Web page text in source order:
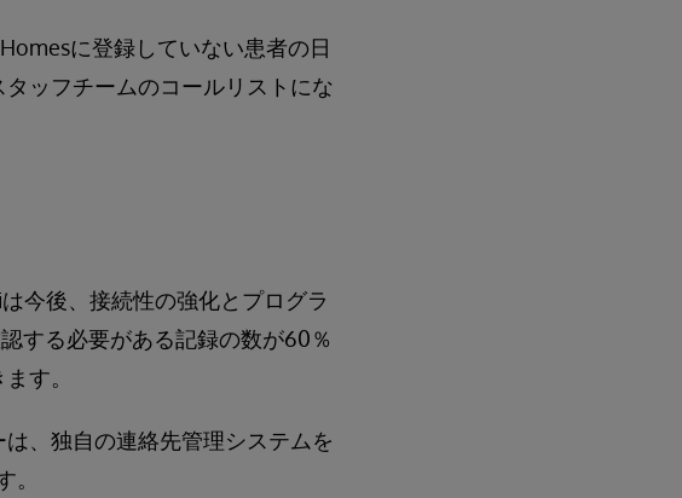
に登録していない患者の日
ッフチームのコールリストにな
今後、接続性の強化とプログラ
する必要がある記録の数が60％
す。
、独自の連絡先管理システムを